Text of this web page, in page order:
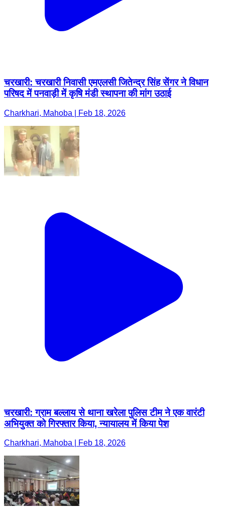
चरखारी: चरखारी निवासी एमएलसी जितेन्द्र सिंह सेंगर ने विधान
परिषद में पनवाड़ी में कृषि मंडी स्थापना की मांग उठाई
Charkhari, Mahoba | Feb 18, 2026
चरखारी: ग्राम बल्लाय से थाना खरेला पुलिस टीम ने एक वारंटी
अभियुक्त को गिरफ्तार किया, न्यायालय में किया पेश
Charkhari, Mahoba | Feb 18, 2026